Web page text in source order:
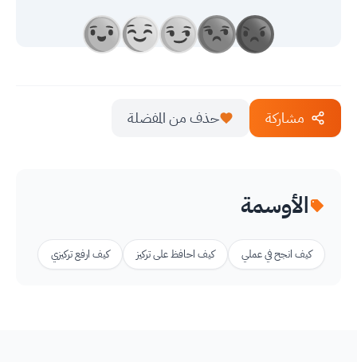
مشاركة حذف من المفضلة
الأوسمة
كيف انجح في عملي كيف احافظ على تركيز كيف ارفع تركيزي